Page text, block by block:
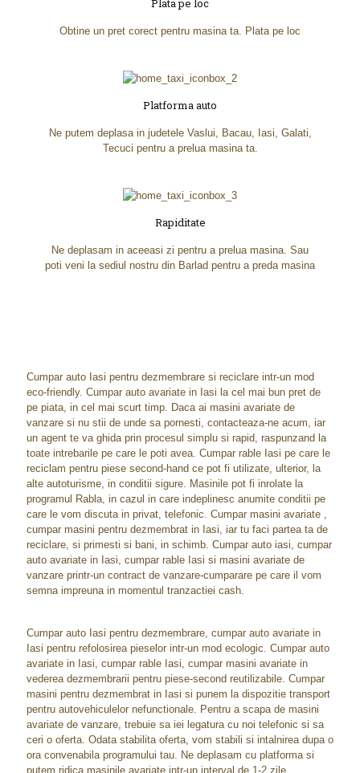
Plata pe loc
Obtine un pret corect pentru masina ta. Plata pe loc
Platforma auto
Ne putem deplasa in judetele Vaslui, Bacau, Iasi, Galati,
Tecuci pentru a prelua masina ta.
Rapiditate
Ne deplasam in aceeasi zi pentru a prelua masina. Sau
poti veni la sediul nostru din Barlad pentru a preda masina
Cumpar auto Iasi pentru dezmembrare si reciclare intr-un mod
eco-friendly. Cumpar auto avariate in Iasi la cel mai bun pret de
pe piata, in cel mai scurt timp. Daca ai masini avariate de
vanzare si nu stii de unde sa pornesti, contacteaza-ne acum, iar
un agent te va ghida prin procesul simplu si rapid, raspunzand la
toate intrebarile pe care le poti avea. Cumpar rable Iasi pe care le
reciclam pentru piese second-hand ce pot fi utilizate, ulterior, la
alte autoturisme, in conditii sigure. Masinile pot fi inrolate la
programul Rabla, in cazul in care indeplinesc anumite conditii pe
care le vom discuta in privat, telefonic. Cumpar masini avariate ,
cumpar masini pentru dezmembrat in Iasi, iar tu faci partea ta de
reciclare, si primesti si bani, in schimb. Cumpar auto iasi, cumpar
auto avariate in Iasi, cumpar rable Iasi si masini avariate de
vanzare printr-un contract de vanzare-cumparare pe care il vom
semna impreuna in momentul tranzactiei cash.
Cumpar auto Iasi pentru dezmembrare, cumpar auto avariate in
Iasi pentru refolosirea pieselor intr-un mod ecologic. Cumpar auto
avariate in Iasi, cumpar rable Iasi, cumpar masini avariate in
vederea dezmembrarii pentru piese-second reutilizabile. Cumpar
masini pentru dezmembrat in Iasi si punem la dispozitie transport
pentru autovehiculelor nefunctionale. Pentru a scapa de masini
avariate de vanzare, trebuie sa iei legatura cu noi telefonic si sa
ceri o oferta. Odata stabilita oferta, vom stabili si intalnirea dupa o
ora convenabila programului tau. Ne deplasam cu platforma si
putem ridica masinile avariate intr-un interval de 1-2 zile.